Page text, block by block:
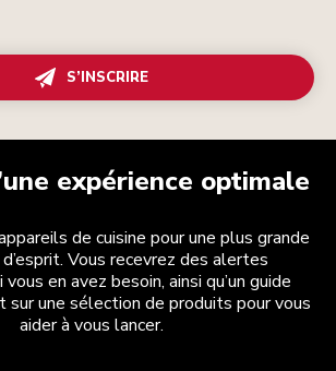
S’INSCRIRE
expérience optimale
de cuisine pour une plus grande
Vous recevrez des alertes
vous en avez besoin, ainsi qu’un guide
sur une sélection de produits pour vous
aider à vous lancer.